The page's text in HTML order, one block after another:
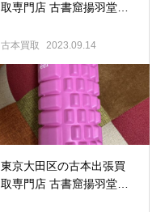
取専門店 古書窟揚羽堂｜
古本買取 2023.09.14
東京大田区の古本出張買
取専門店 古書窟揚羽堂｜